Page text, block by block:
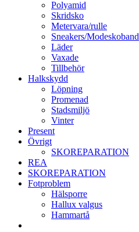
Polyamid
Skridsko
Metervara/rulle
Sneakers/Modeskoband
Läder
Vaxade
Tillbehör
Halkskydd
Löpning
Promenad
Stadsmiljö
Vinter
Present
Övrigt
SKOREPARATION
REA
SKOREPARATION
Fotproblem
Hälsporre
Hallux valgus
Hammartå